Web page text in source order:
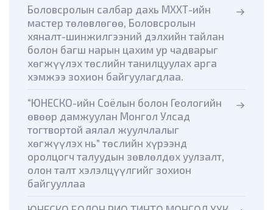
Боловсролын салбар дахь МХХТ-ийн
мастер төлөвлөгөө, Боловсролын
хяналт-шинжилгээний дэлхийн тайлан
болон багш нарын цахим ур чадварыг
хөгжүүлэх төслийн танилцуулах арга
хэмжээ зохион байгуулагдлаа.
“ЮНЕСКО-ийн Соёлын болон Геологийн
өвөөр дамжуулан Монгол Улсад
тогтвортой аялал жуулчлалыг
хөгжүүлэх нь” төслийн хүрээнд
оролцогч талуудын зөвлөлдөх уулзалт,
олон талт хэлэлцүүлгийг зохион
байгууллаа